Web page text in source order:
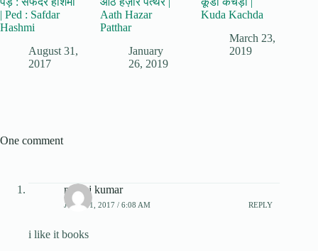
| Ped : Safdar
Hashmi
August 31,
2017
Aath Hazar
Patthar
January
26, 2019
Kuda Kachda
March 23,
2019
One comment
manoj kumar
JUNE 11, 2017 / 6:08 AM REPLY
i like it books